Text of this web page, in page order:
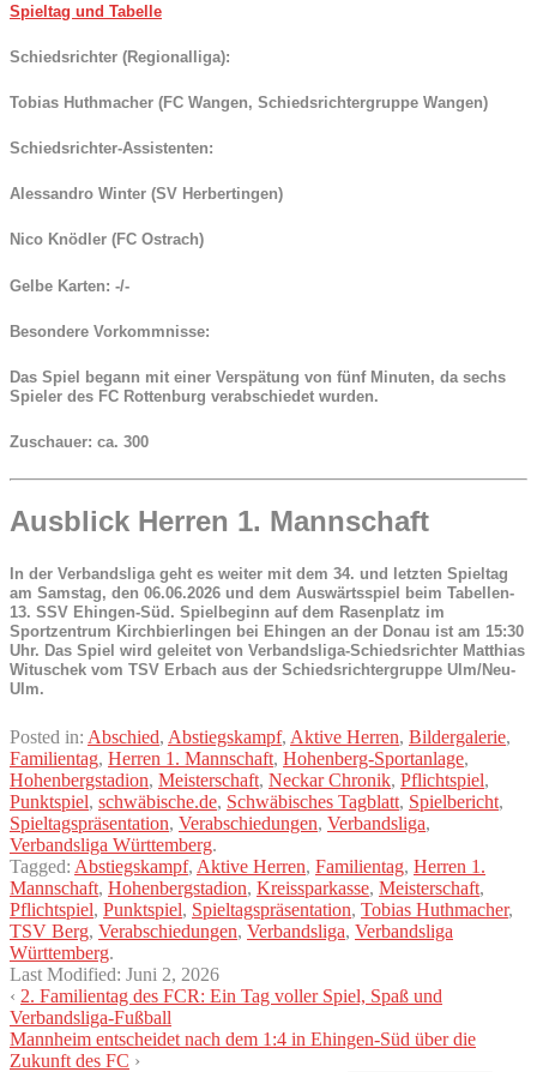
Spieltag und Tabelle
Schiedsrichter (Regionalliga):
Tobias Huthmacher (FC Wangen, Schiedsrichtergruppe Wangen)
Schiedsrichter-Assistenten:
Alessandro Winter (SV Herbertingen)
Nico Knödler (FC Ostrach)
Gelbe Karten: -/-
Besondere Vorkommnisse:
Das Spiel begann mit einer Verspätung von fünf Minuten, da sechs
Spieler des FC Rottenburg verabschiedet wurden.
Zuschauer: ca. 300
Ausblick Herren 1. Mannschaft
In der Verbandsliga geht es weiter mit dem 34. und letzten Spieltag
am Samstag, den 06.06.2026 und dem Auswärtsspiel beim Tabellen-
13. SSV Ehingen-Süd. Spielbeginn auf dem Rasenplatz im
Sportzentrum Kirchbierlingen bei Ehingen an der Donau ist am 15:30
Uhr. Das Spiel wird geleitet von Verbandsliga-Schiedsrichter Matthias
Wituschek vom TSV Erbach aus der Schiedsrichtergruppe Ulm/Neu-
Ulm.
Posted in: Abschied, Abstiegskampf, Aktive Herren, Bildergalerie,
Familientag, Herren 1. Mannschaft, Hohenberg-Sportanlage,
Hohenbergstadion, Meisterschaft, Neckar Chronik, Pflichtspiel,
Punktspiel, schwäbische.de, Schwäbisches Tagblatt, Spielbericht,
Spieltagspräsentation, Verabschiedungen, Verbandsliga,
Verbandsliga Württemberg.
Tagged: Abstiegskampf, Aktive Herren, Familientag, Herren 1.
Mannschaft, Hohenbergstadion, Kreissparkasse, Meisterschaft,
Pflichtspiel, Punktspiel, Spieltagspräsentation, Tobias Huthmacher,
TSV Berg, Verabschiedungen, Verbandsliga, Verbandsliga
Württemberg.
Last Modified: Juni 2, 2026
‹ 2. Familientag des FCR: Ein Tag voller Spiel, Spaß und
Verbandsliga-Fußball
Mannheim entscheidet nach dem 1:4 in Ehingen-Süd über die
Zukunft des FC ›